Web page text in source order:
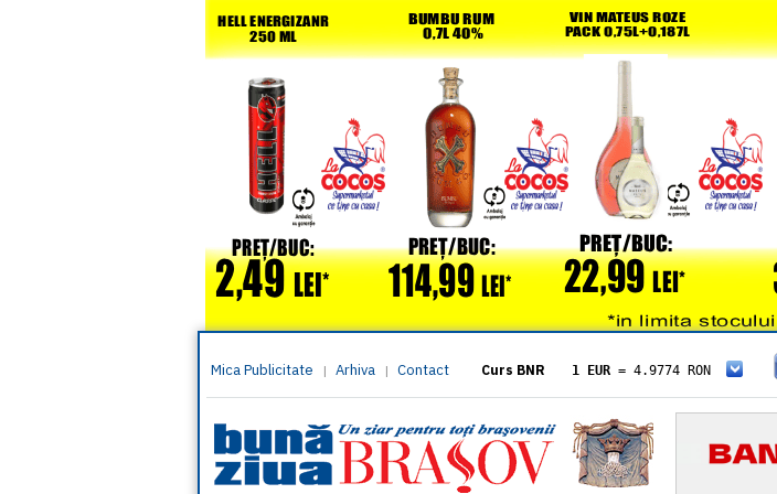
Mica Publicitate | Arhiva | Contact Curs BNR 1 EUR = 4.9774 RON
= 5.8304 RON
1 XAU= 464.4611 RON
1 AED= 1.1933 RON
1 AUD= 2.7957 RON
1 BGN= 2.5449 RON